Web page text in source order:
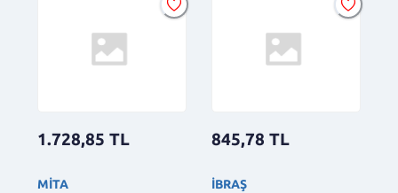
1.728,85 TL
MİTA
845,78 TL
İBRAŞ